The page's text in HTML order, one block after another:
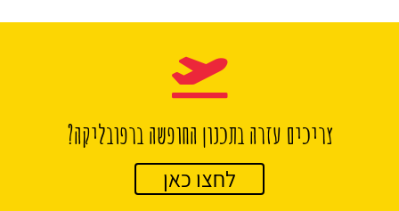
צריכים עזרה בתכנון החופשה ברפובליקה?
לחצו כאן